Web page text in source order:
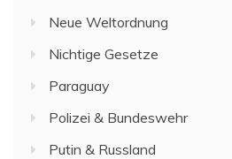
Neue Weltordnung
Nichtige Gesetze
Paraguay
Polizei & Bundeswehr
Putin & Russland